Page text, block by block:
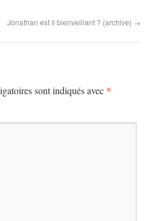
Jonathan est il bienveillant ? (archive) →
sont indiqués avec *